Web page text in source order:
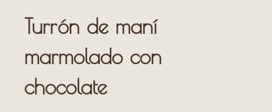
Turrón de maní
marmolado con
chocolate